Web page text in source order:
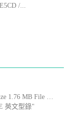
/...
1.76 MB File …
英文型錄"